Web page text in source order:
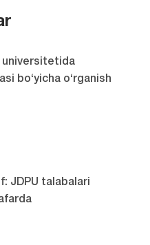
universitetida
bo‘yicha o‘rganish
JDPU talabalari